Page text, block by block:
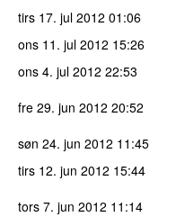
tirs 17. jul 2012 01:06
ons 11. jul 2012 15:26
ons 4. jul 2012 22:53
fre 29. jun 2012 20:52
søn 24. jun 2012 11:45
tirs 12. jun 2012 15:44
tors 7. jun 2012 11:14